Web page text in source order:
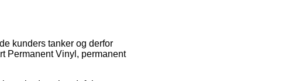
kunders tanker og derfor
Permanent Vinyl, permanent